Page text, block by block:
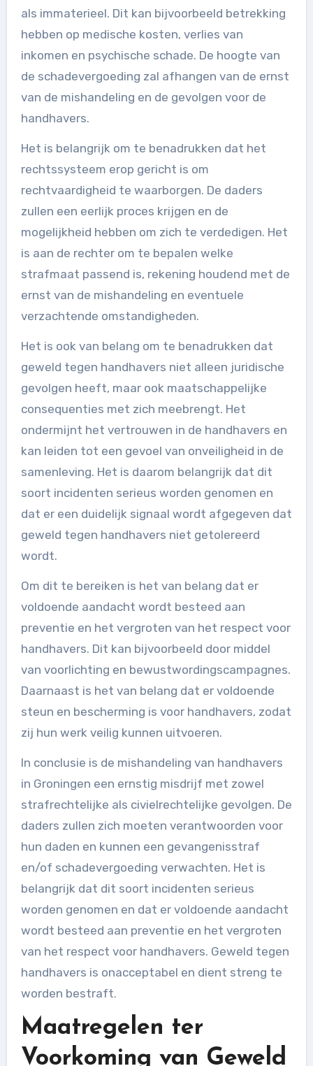
als immaterieel. Dit kan bijvoorbeeld betrekking
hebben op medische kosten, verlies van
inkomen en psychische schade. De hoogte van
de schadevergoeding zal afhangen van de ernst
van de mishandeling en de gevolgen voor de
handhavers.
Het is belangrijk om te benadrukken dat het
rechtssysteem erop gericht is om
rechtvaardigheid te waarborgen. De daders
zullen een eerlijk proces krijgen en de
mogelijkheid hebben om zich te verdedigen. Het
is aan de rechter om te bepalen welke
strafmaat passend is, rekening houdend met de
ernst van de mishandeling en eventuele
verzachtende omstandigheden.
Het is ook van belang om te benadrukken dat
geweld tegen handhavers niet alleen juridische
gevolgen heeft, maar ook maatschappelijke
consequenties met zich meebrengt. Het
ondermijnt het vertrouwen in de handhavers en
kan leiden tot een gevoel van onveiligheid in de
samenleving. Het is daarom belangrijk dat dit
soort incidenten serieus worden genomen en
dat er een duidelijk signaal wordt afgegeven dat
geweld tegen handhavers niet getolereerd
wordt.
Om dit te bereiken is het van belang dat er
voldoende aandacht wordt besteed aan
preventie en het vergroten van het respect voor
handhavers. Dit kan bijvoorbeeld door middel
van voorlichting en bewustwordingscampagnes.
Daarnaast is het van belang dat er voldoende
steun en bescherming is voor handhavers, zodat
zij hun werk veilig kunnen uitvoeren.
In conclusie is de mishandeling van handhavers
in Groningen een ernstig misdrijf met zowel
strafrechtelijke als civielrechtelijke gevolgen. De
daders zullen zich moeten verantwoorden voor
hun daden en kunnen een gevangenisstraf
en/of schadevergoeding verwachten. Het is
belangrijk dat dit soort incidenten serieus
worden genomen en dat er voldoende aandacht
wordt besteed aan preventie en het vergroten
van het respect voor handhavers. Geweld tegen
handhavers is onacceptabel en dient streng te
worden bestraft.
Maatregelen ter
Voorkoming van Geweld